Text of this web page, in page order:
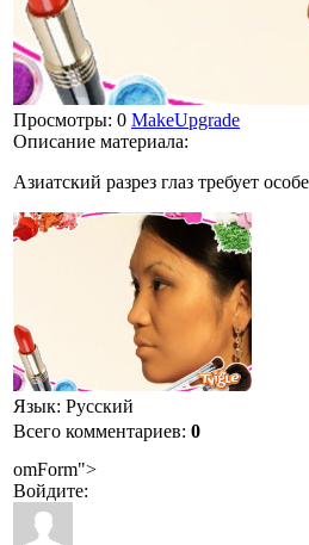
Просмотры: 0 MakeUpgrade
Описание материала:
Азиатский разрез глаз требует
Язык: Русский
Всего комментариев: 0
omForm">
Войдите: